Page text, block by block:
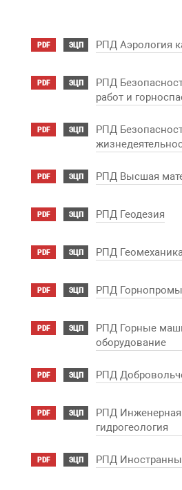
PDF ЭЦП РПД Аэрология
PDF ЭЦП
РПД
работ и
PDF ЭЦП
РПД
PDF ЭЦП РПД Высшая
PDF ЭЦП РПД Геодезия
PDF ЭЦП РПД
PDF ЭЦП РПД
PDF ЭЦП
РПД Горные
оборудование
PDF ЭЦП РПД
PDF ЭЦП
РПД Инженерная
гидрогеология
PDF ЭЦП РПД